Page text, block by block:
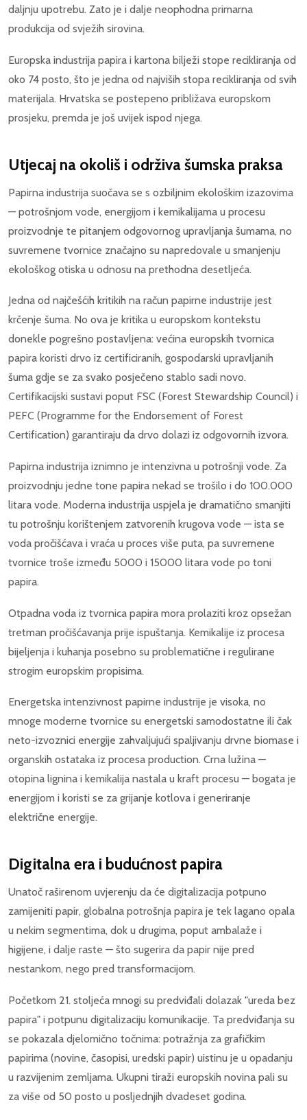
daljnju upotrebu. Zato je i dalje neophodna primarna
produkcija od svježih sirovina.
Europska industrija papira i kartona bilježi stope recikliranja od
oko 74 posto, što je jedna od najviših stopa recikliranja od svih
materijala. Hrvatska se postepeno približava europskom
prosjeku, premda je još uvijek ispod njega.
Utjecaj na okoliš i održiva šumska praksa
Papirna industrija suočava se s ozbiljnim ekološkim izazovima
— potrošnjom vode, energijom i kemikalijama u procesu
proizvodnje te pitanjem odgovornog upravljanja šumama, no
suvremene tvornice značajno su napredovale u smanjenju
ekološkog otiska u odnosu na prethodna desetljeća.
Jedna od najčešćih kritikih na račun papirne industrije jest
krčenje šuma. No ova je kritika u europskom kontekstu
donekle pogrešno postavljena: većina europskih tvornica
papira koristi drvo iz certificiranih, gospodarski upravljanih
šuma gdje se za svako posječeno stablo sadi novo.
Certifikacijski sustavi poput FSC (Forest Stewardship Council) i
PEFC (Programme for the Endorsement of Forest
Certification) garantiraju da drvo dolazi iz odgovornih izvora.
Papirna industrija iznimno je intenzivna u potrošnji vode. Za
proizvodnju jedne tone papira nekad se trošilo i do 100.000
litara vode. Moderna industrija uspjela je dramatično smanjiti
tu potrošnju korištenjem zatvorenih krugova vode — ista se
voda pročišćava i vraća u proces više puta, pa suvremene
tvornice troše između 5000 i 15000 litara vode po toni
papira.
Otpadna voda iz tvornica papira mora prolaziti kroz opsežan
tretman pročišćavanja prije ispuštanja. Kemikalije iz procesa
bijeljenja i kuhanja posebno su problematične i regulirane
strogim europskim propisima.
Energetska intenzivnost papirne industrije je visoka, no
mnoge moderne tvornice su energetski samodostatne ili čak
neto-izvoznici energije zahvaljujući spaljivanju drvne biomase i
organskih ostataka iz procesa production. Crna lužina —
otopina lignina i kemikalija nastala u kraft procesu — bogata je
energijom i koristi se za grijanje kotlova i generiranje
električne energije.
Digitalna era i budućnost papira
Unatoč raširenom uvjerenju da će digitalizacija potpuno
zamijeniti papir, globalna potrošnja papira je tek lagano opala
u nekim segmentima, dok u drugima, poput ambalaže i
higijene, i dalje raste — što sugerira da papir nije pred
nestankom, nego pred transformacijom.
Početkom 21. stoljeća mnogi su predviđali dolazak "ureda bez
papira" i potpunu digitalizaciju komunikacije. Ta predviđanja su
se pokazala djelomično točnima: potražnja za grafičkim
papirima (novine, časopisi, uredski papir) uistinu je u opadanju
u razvijenim zemljama. Ukupni tiraži europskih novina pali su
za više od 50 posto u posljednjih dvadeset godina.